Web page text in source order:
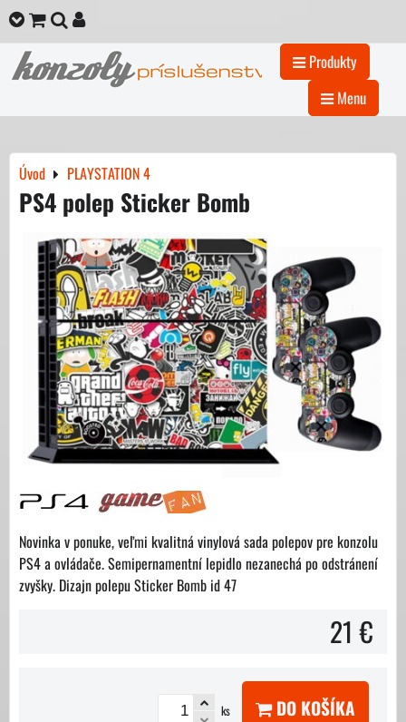
Produkty
Menu
Úvod PLAYSTATION 4
PS4 polep Sticker Bomb
Novinka v ponuke, veľmi kvalitná vinylová sada polepov pre konzolu
PS4 a ovládače. Semipernamentní lepidlo nezanechá po odstránení
zvyšky. Dizajn polepu Sticker Bomb id 47
21 €
ks DO KOŠÍKA